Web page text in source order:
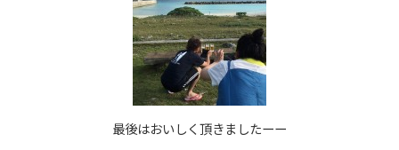
最後はおいしく頂きましたーー